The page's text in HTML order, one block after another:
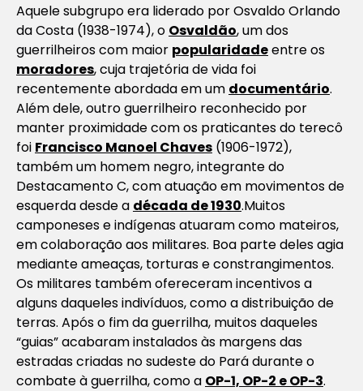
Aquele subgrupo era liderado por Osvaldo Orlando
da Costa (1938-1974), o Osvaldão, um dos
guerrilheiros com maior popularidadeentre os
moradores, cuja trajetória de vida foi
recentemente abordada em um documentário.
Além dele, outro guerrilheiro reconhecido por
manter proximidade com os praticantes do terecô
foi Francisco Manoel Chaves (1906-1972),
também um homem negro, integrante do
Destacamento C, com atuação em movimentos de
esquerda desde a década de 1930.Muitos
camponeses e indígenas atuaram como mateiros,
em colaboração aos militares. Boa parte deles agia
mediante ameaças, torturas e constrangimentos.
Os militares também ofereceram incentivos a
alguns daqueles indivíduos, como a distribuição de
terras. Após o fim da guerrilha, muitos daqueles
“guias” acabaram instalados às margens das
estradas criadas no sudeste do Pará durante o
combate à guerrilha, como a OP-1, OP-2 e OP-3.